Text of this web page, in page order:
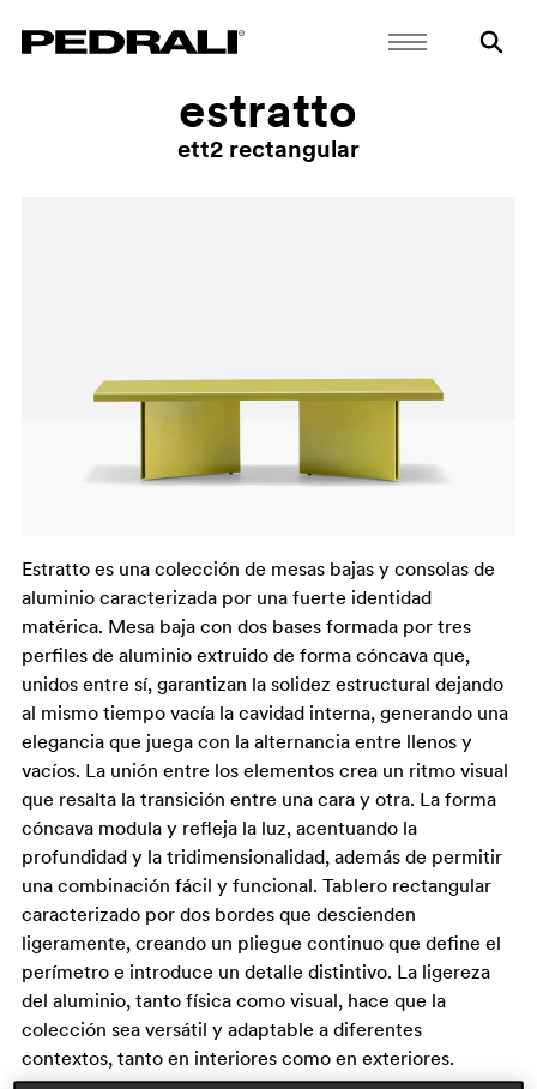
estratto
ett2 rectangular
Estratto es una colección de mesas bajas y consolas de
aluminio caracterizada por una fuerte identidad
matérica. Mesa baja con dos bases formada por tres
perfiles de aluminio extruido de forma cóncava que,
unidos entre sí, garantizan la solidez estructural dejando
al mismo tiempo vacía la cavidad interna, generando una
elegancia que juega con la alternancia entre llenos y
vacíos. La unión entre los elementos crea un ritmo visual
que resalta la transición entre una cara y otra. La forma
cóncava modula y refleja la luz, acentuando la
profundidad y la tridimensionalidad, además de permitir
una combinación fácil y funcional. Tablero rectangular
caracterizado por dos bordes que descienden
ligeramente, creando un pliegue continuo que define el
perímetro e introduce un detalle distintivo. La ligereza
del aluminio, tanto física como visual, hace que la
colección sea versátil y adaptable a diferentes
contextos, tanto en interiores como en exteriores.